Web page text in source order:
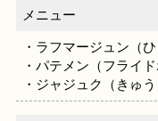
メニュー
・ラフマージュン（
・パテメン（フライ
・ジャジュク（きゅ